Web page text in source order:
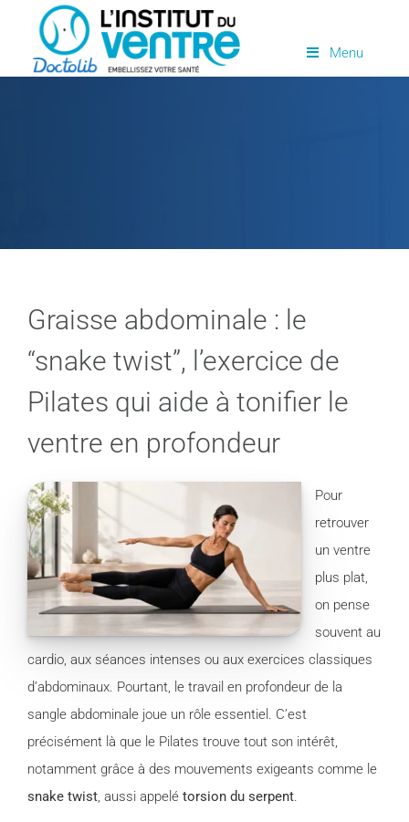
contenu
Menu
Graisse abdominale : le
“snake twist”, l’exercice de
Pilates qui aide à tonifier le
ventre en profondeur
Pour
retrouver
un ventre
plus plat,
on pense
souvent au
cardio, aux séances intenses ou aux exercices classiques
d’abdominaux. Pourtant, le travail en profondeur de la
sangle abdominale joue un rôle essentiel. C’est
précisément là que le Pilates trouve tout son intérêt,
notamment grâce à des mouvements exigeants comme le
snake twist, aussi appelé torsion du serpent.